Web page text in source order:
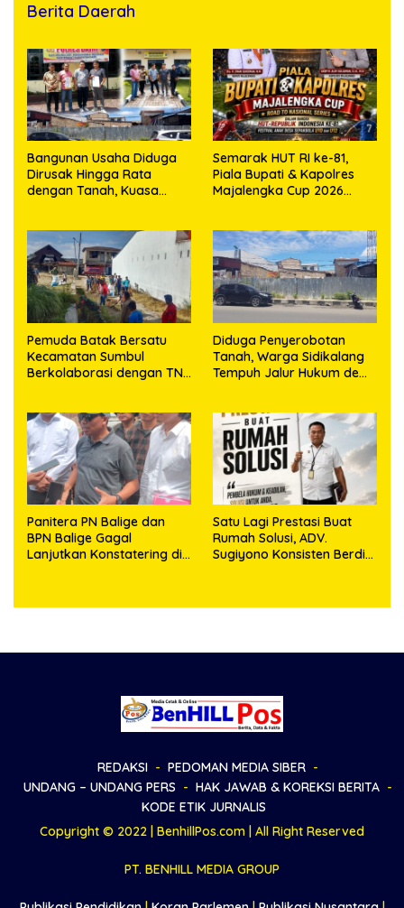
Berita Daerah
Bangunan Usaha Diduga
Dirusak Hingga Rata
dengan Tanah, Kuasa
Tempuh Jalur Hukum
Semarak HUT RI ke-81,
Piala Bupati & Kapolres
Majalengka Cup 2026
Pemuda Batak Bersatu
Kecamatan Sumbul
Berkolaborasi dengan TNI
023/KS dan HUT Ke-81
Kemerdekaan RI
Diduga Penyerobotan
Tanah, Warga Sidikalang
Tempuh Jalur Hukum demi
Panitera PN Balige dan
BPN Balige Gagal
Lanjutkan Konstatering di
Satu Lagi Prestasi Buat
Rumah Solusi, ADV.
Sugiyono Konsisten Berdiri
REDAKSI
PEDOMAN MEDIA SIBER
UNDANG – UNDANG PERS
HAK JAWAB & KOREKSI BERITA
KODE ETIK JURNALIS
Copyright © 2022 | BenhillPos.com | All Right Reserved
PT. BENHILL MEDIA GROUP